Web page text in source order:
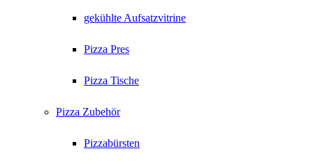
gekühlte Aufsatzvitrine
Pizza Pres
Pizza Tische
Pizza Zubehör
Pizzabürsten